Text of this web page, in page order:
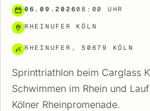
06.09.202608:00 UHR
RHEINUFER KÖLN
RHEINUFER, 50679 KÖLN
Sprinttriathlon beim Carglass
Schwimmen im Rhein und
Kölner Rheinpromenade.